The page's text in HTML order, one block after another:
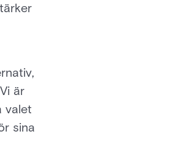
är
valet
sina